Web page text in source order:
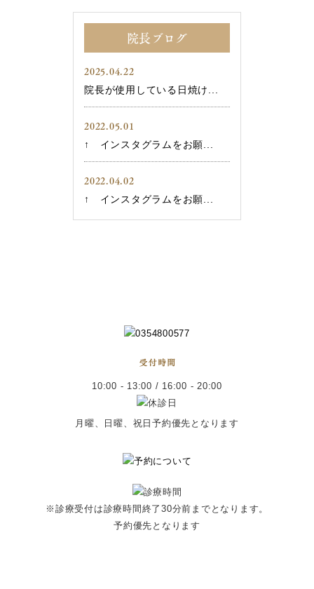
院長ブログ
2025.04.22
院長が使用している日焼け...
2022.05.01
↑ インスタグラムをお願...
2022.04.02
↑ インスタグラムをお願...
10:00 - 13:00 / 16:00 - 20:00
月曜、日曜、祝日予約優先となります
※診療受付は診療時間終了30分前までとなります。
予約優先となります